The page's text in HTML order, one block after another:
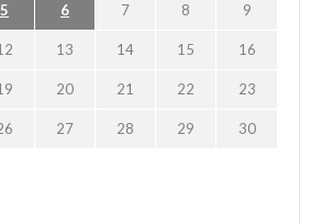
5 6 7 8 9
13 14 15 16
20 21 22 23
27 28 29 30